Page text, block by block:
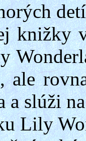
knižky
ale
a slúži
Lily